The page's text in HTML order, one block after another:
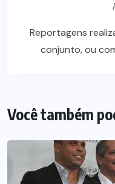
Reportagens
conjunto, ou
Você também